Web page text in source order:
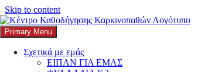
Skip to content
K3
ΚΕΝΤΡΟ ΚΑΘΟΔΗΓΗΣΗΣ ΚΑΡΚΙΝΟΠΑΘΩΝ
Primary Menu
Σχετικά με εμάς
ΕΙΠΑΝ ΓΙΑ ΕΜΑΣ